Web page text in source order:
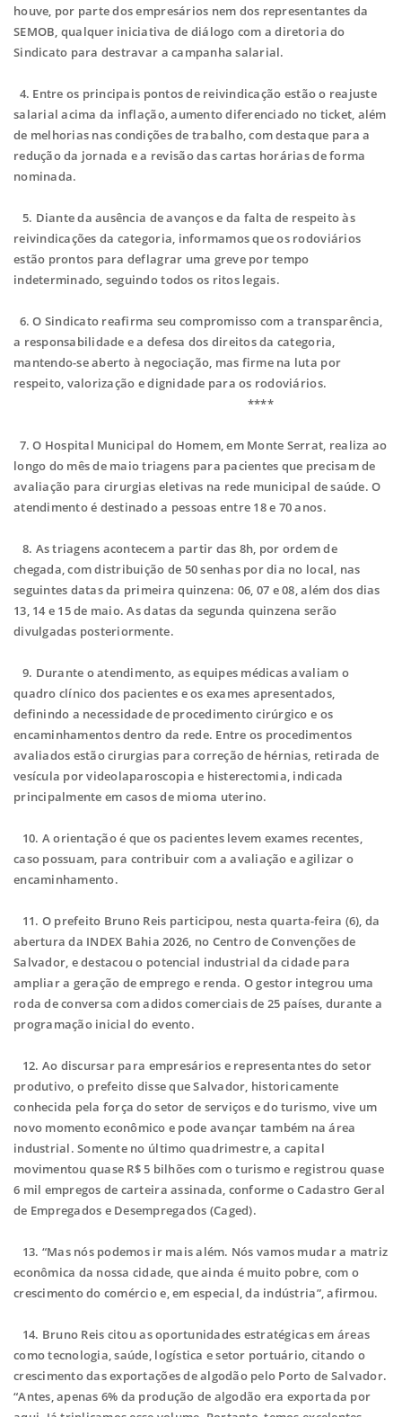
houve, por parte dos empresários nem dos representantes da
SEMOB, qualquer iniciativa de diálogo com a diretoria do
Sindicato para destravar a campanha salarial.
4. Entre os principais pontos de reivindicação estão o reajuste
salarial acima da inflação, aumento diferenciado no ticket, além
de melhorias nas condições de trabalho, com destaque para a
redução da jornada e a revisão das cartas horárias de forma
nominada.
5. Diante da ausência de avanços e da falta de respeito às
reivindicações da categoria, informamos que os rodoviários
estão prontos para deflagrar uma greve por tempo
indeterminado, seguindo todos os ritos legais.
6. O Sindicato reafirma seu compromisso com a transparência,
a responsabilidade e a defesa dos direitos da categoria,
mantendo-se aberto à negociação, mas firme na luta por
respeito, valorização e dignidade para os rodoviários.
****
7.O Hospital Municipal do Homem, em Monte Serrat, realiza ao
longo do mês de maio triagens para pacientes que precisam de
avaliação para cirurgias eletivas na rede municipal de saúde. O
atendimento é destinado a pessoas entre 18 e 70 anos.
8. As triagens acontecem a partir das 8h, por ordem de
chegada, com distribuição de 50 senhas por dia no local, nas
seguintes datas da primeira quinzena: 06, 07 e 08, além dos dias
13, 14 e 15 de maio. As datas da segunda quinzena serão
divulgadas posteriormente.
9. Durante o atendimento, as equipes médicas avaliam o
quadro clínico dos pacientes e os exames apresentados,
definindo a necessidade de procedimento cirúrgico e os
encaminhamentos dentro da rede. Entre os procedimentos
avaliados estão cirurgias para correção de hérnias, retirada de
vesícula por videolaparoscopia e histerectomia, indicada
principalmente em casos de mioma uterino.
10. A orientação é que os pacientes levem exames recentes,
caso possuam, para contribuir com a avaliação e agilizar o
encaminhamento.
11. O prefeito Bruno Reis participou, nesta quarta-feira (6), da
abertura da INDEX Bahia 2026, no Centro de Convenções de
Salvador, e destacou o potencial industrial da cidade para
ampliar a geração de emprego e renda. O gestor integrou uma
roda de conversa com adidos comerciais de 25 países, durante a
programação inicial do evento.
12. Ao discursar para empresários e representantes do setor
produtivo, o prefeito disse que Salvador, historicamente
conhecida pela força do setor de serviços e do turismo, vive um
novo momento econômico e pode avançar também na área
industrial. Somente no último quadrimestre, a capital
movimentou quase R$ 5 bilhões com o turismo e registrou quase
6 mil empregos de carteira assinada, conforme o Cadastro Geral
de Empregados e Desempregados (Caged).
13. “Mas nós podemos ir mais além. Nós vamos mudar a matriz
econômica da nossa cidade, que ainda é muito pobre, com o
crescimento do comércio e, em especial, da indústria”, afirmou.
14. Bruno Reis citou as oportunidades estratégicas em áreas
como tecnologia, saúde, logística e setor portuário, citando o
crescimento das exportações de algodão pelo Porto de Salvador.
“Antes, apenas 6% da produção de algodão era exportada por